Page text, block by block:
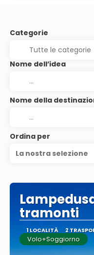
Categorie
Nome dell’idea
Nome della
Ordina per
La nostra selezione
tramonti
1 LOCALITÀ 2
Volo+Soggiorno